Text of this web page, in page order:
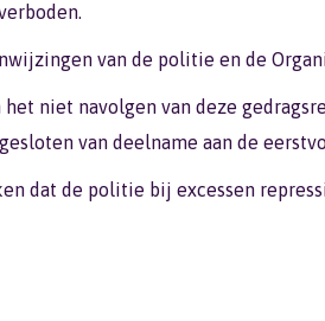
van de politie en de
niet navolgen van deze
van deelname aan de
dat de politie bij excessen